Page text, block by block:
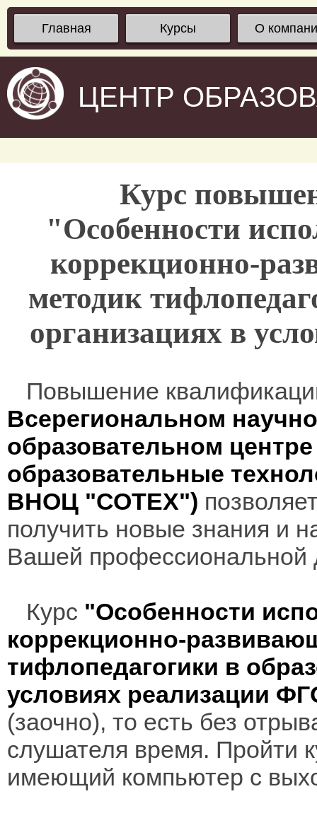
Главная Курсы О
ЦЕНТР
Курс
"Особенности
коррекционно-
методик
организациях в
Повышение
Всерегиональном
образовательном
образовательные
ВНОЦ "СОТЕХ")
получить новые знания и
Вашей профессиональной
Курс "Особенности
коррекционно-
тифлопедагогики в
условиях реализации
(заочно), то есть без
слушателя время. Пройти
имеющий компьютер с